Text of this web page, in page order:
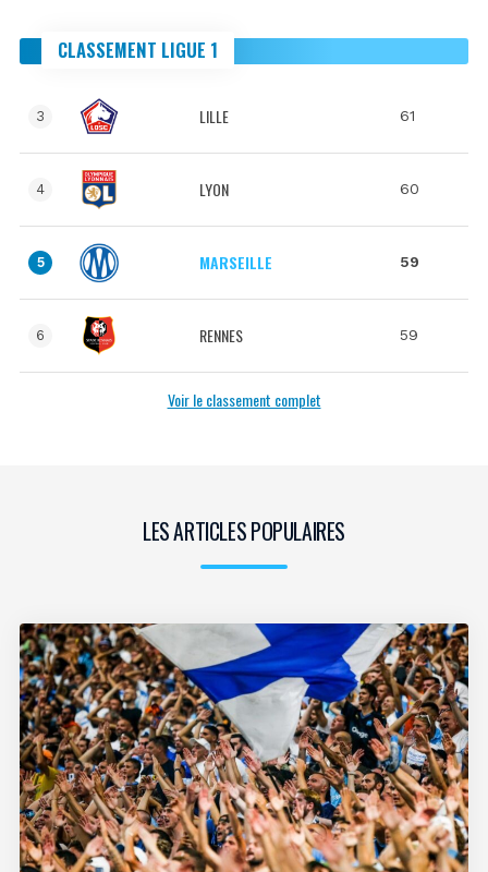
CLASSEMENT LIGUE 1
3 LILLE 61
4 LYON 60
5 MARSEILLE 59
6 RENNES 59
Voir le classement complet
LES ARTICLES POPULAIRES